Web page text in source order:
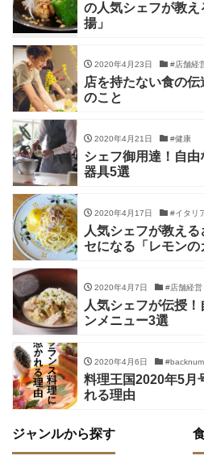
の人気シェフが教え
揚」
2020年4月23日 #店舗経
店を持たない食の
のこと
2020年4月21日 #健康
シェフ御用達！自
器具5選
2020年4月17日 #イタリ
人気シェフが教え
セになる「レモンの
2020年4月7日 #店舗経営
人気シェフが伝授
ンメニュー3選
2020年4月6日
料理王国2020年5月
れる理由
ジャンルから探す